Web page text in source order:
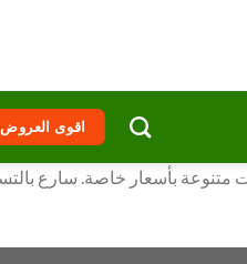
اقوى العروض